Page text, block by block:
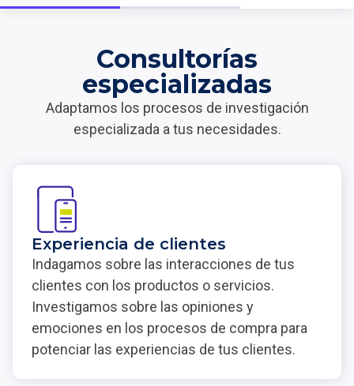
Consultorías
especializadas
Adaptamos los procesos de investigación
especializada a tus necesidades.
Experiencia de clientes
Indagamos sobre las interacciones de tus
clientes con los productos o servicios.
Investigamos sobre las opiniones y
emociones en los procesos de compra para
potenciar las experiencias de tus clientes.